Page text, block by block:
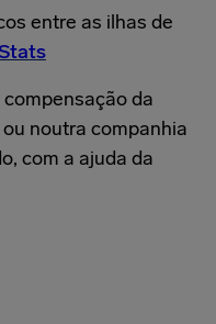
entre as ilhas de
da
ou noutra companhia
com a ajuda da